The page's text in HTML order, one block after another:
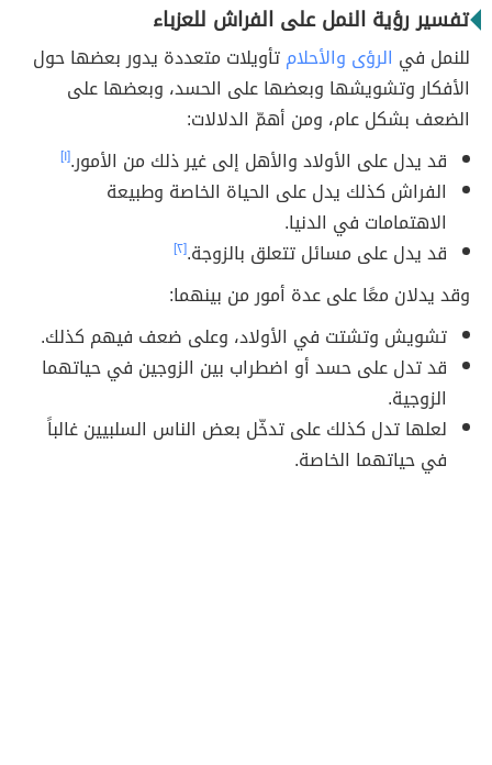
تفسير رؤية النمل على الفراش للعزباء
للنمل في الرؤى والأحلامتأويلات متعددة يدور بعضها حول
الأفكار وتشويشها وبعضها على الحسد، وبعضها على
الضعف بشكل عام، ومن أهمّ الدلالات:
قد يدل على الأولاد والأهل إلى غير ذلك من الأمور.[١]
الفراش كذلك يدل على الحياة الخاصة وطبيعة
الاهتمامات في الدنيا.
قد يدل على مسائل تتعلق بالزوجة.[٢]
وقد يدلان معًا على عدة أمور من بينهما:
تشويش وتشتت في الأولاد، وعلى ضعف فيهم كذلك.
قد تدل على حسد أو اضطراب بين الزوجين في حياتهما
الزوجية.
لعلها تدل كذلك على تدخّل بعض الناس السلبيين غالباً
في حياتهما الخاصة.